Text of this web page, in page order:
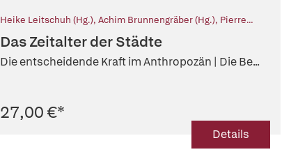
Heike Leitschuh (Hg.), Achim Brunnengräber (Hg.), Pierre
Ibisch (Hg.)
Reinhard Loske (Hg.)
Sommer (Hg.),Ernst Ulrich von Weizsäcker (Hg.)
Das Zeitalter der Städte
Die entscheidende Kraft im Anthropozän | Die Be...
27,00 €*
Details